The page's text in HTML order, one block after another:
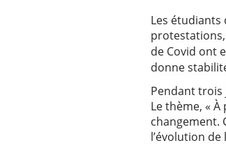
Les étudiants
de Covid ont
donne
Pendant trois
Le thème, «
changement.
l’évolution